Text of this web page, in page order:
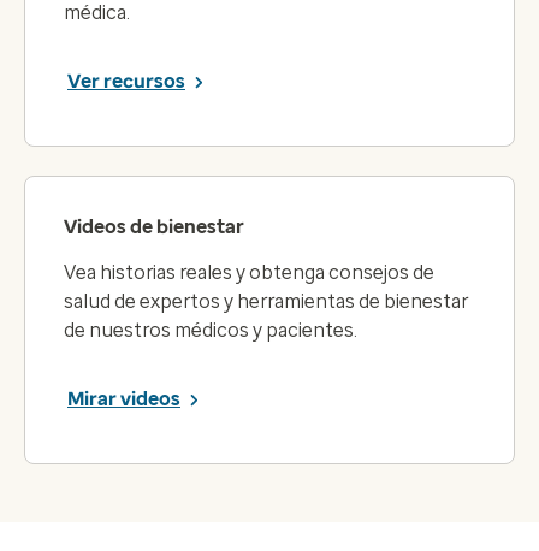
médica.
Ver recursos
Videos de bienestar
Vea historias reales y obtenga consejos de
salud de expertos y herramientas de bienestar
de nuestros médicos y pacientes.
Mirar videos